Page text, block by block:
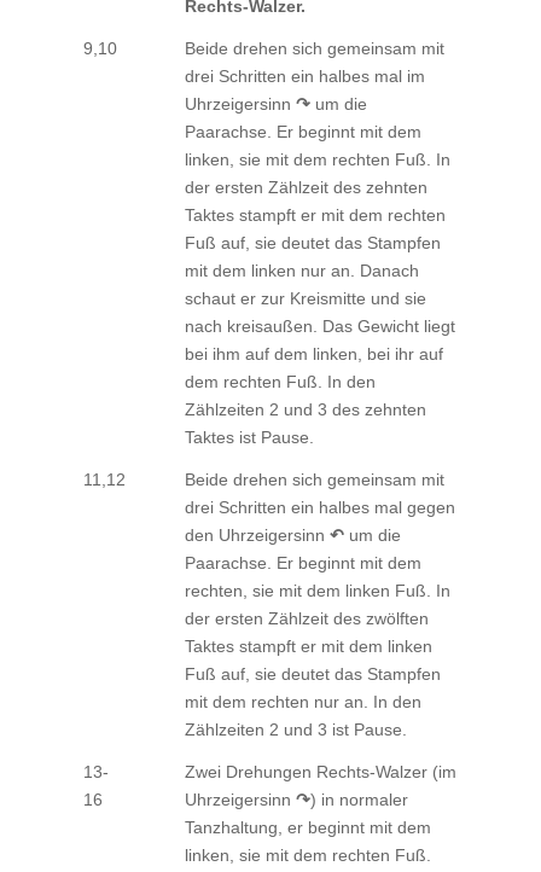
Rechts-Walzer.
9,10
Beide drehen sich gemeinsam mit
drei Schritten ein halbes mal im
Uhrzeigersinn ↷um die
Paarachse. Er beginnt mit dem
linken, sie mit dem rechten Fuß. In
der ersten Zählzeit des zehnten
Taktes stampft er mit dem rechten
Fuß auf, sie deutet das Stampfen
mit dem linken nur an. Danach
schaut er zur Kreismitte und sie
nach kreisaußen. Das Gewicht liegt
bei ihm auf dem linken, bei ihr auf
dem rechten Fuß. In den
Zählzeiten 2 und 3 des zehnten
Taktes ist Pause.
11,12
Beide drehen sich gemeinsam mit
drei Schritten ein halbes mal gegen
den Uhrzeigersinn ↶um die
Paarachse. Er beginnt mit dem
rechten, sie mit dem linken Fuß. In
der ersten Zählzeit des zwölften
Taktes stampft er mit dem linken
Fuß auf, sie deutet das Stampfen
mit dem rechten nur an. In den
Zählzeiten 2 und 3 ist Pause.
13-
16
Zwei Drehungen Rechts-Walzer (im
Uhrzeigersinn ↷) in normaler
Tanzhaltung, er beginnt mit dem
linken, sie mit dem rechten Fuß.